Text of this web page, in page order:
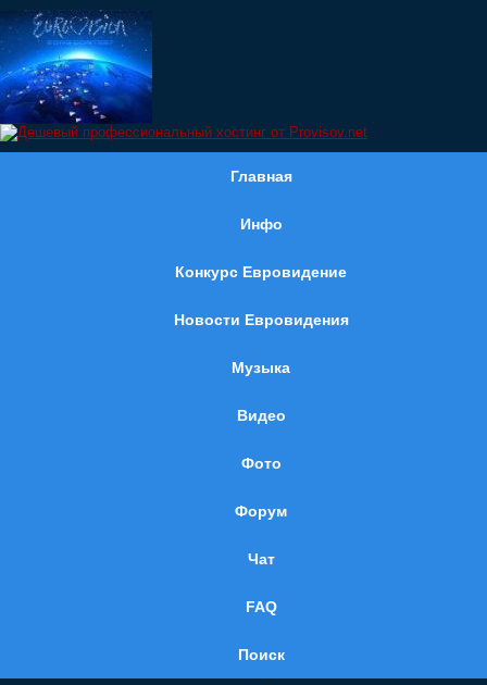
Главная
Инфо
Конкурс Евровидение
Новости Евровидения
Музыка
Видео
Фото
Форум
Чат
FAQ
Поиск